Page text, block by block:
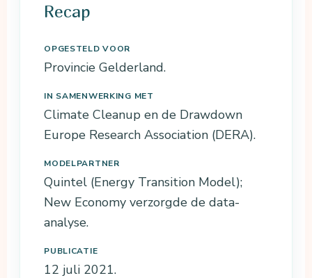
Recap
OPGESTELD VOOR
Provincie Gelderland.
IN SAMENWERKING MET
Climate Cleanup en de Drawdown
Europe Research Association (DERA).
MODELPARTNER
Quintel (Energy Transition Model);
New Economy verzorgde de data-
analyse.
PUBLICATIE
12 juli 2021.